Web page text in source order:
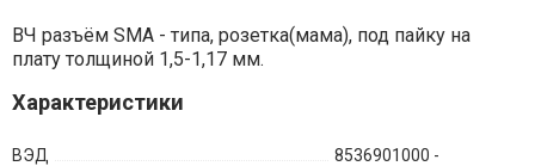
ВЧ разъём SMA - типа, розетка(мама), под пайку на
плату толщиной 1,5-1,17 мм.
Характеристики
ВЭД
8536901000 -